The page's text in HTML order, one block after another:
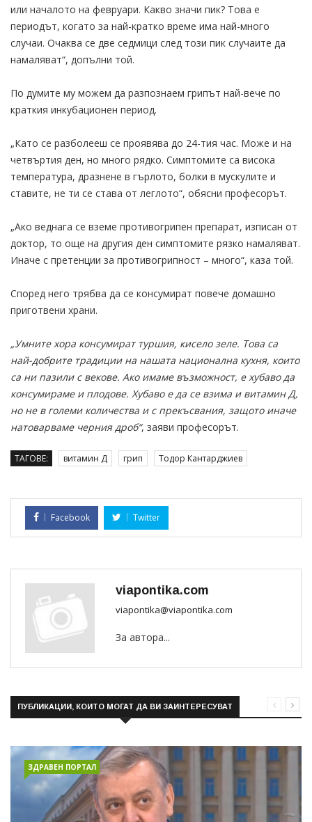
или началото на февруари. Какво значи пик? Това е
периодът, когато за най-кратко време има най-много
случаи. Очаква се две седмици след този пик случаите да
намаляват“, допълни той.
По думите му можем да разпознаем грипът най-вече по
краткия инкубационен период.
„Като се разболееш се проявява до 24-тия час. Може и на
четвъртия ден, но много рядко. Симптомите са висока
температура, дразнене в гърлото, болки в мускулите и
ставите, не ти се става от леглото“, обясни професорът.
„Ако веднага се вземе противогрипен препарат, изписан от
доктор, то още на другия ден симптомите рязко намаляват.
Иначе с претенции за противогрипност – много“, каза той.
Според него трябва да се консумират повече домашно
приготвени храни.
„Умните хора консумират туршия, кисело зеле. Това са
най-добрите традиции на нашата национална кухня, които
са ни пазили с векове. Ако имаме възможност, е хубаво да
консумираме и плодове. Хубаво е да се взима и витамин Д,
но не в големи количества и с прекъсвания, защото иначе
натоварваме черния дроб“, заяви професорът.
ТАГОВЕ: витамин Д грип Тодор Кантарджиев
Facebook Twitter
viapontika.com
viapontika@viapontika.com
За автора...
ПУБЛИКАЦИИ, КОИТО МОГАТ ДА ВИ ЗАИНТЕРЕСУВАТ
ЗДРАВЕН ПОРТАЛ